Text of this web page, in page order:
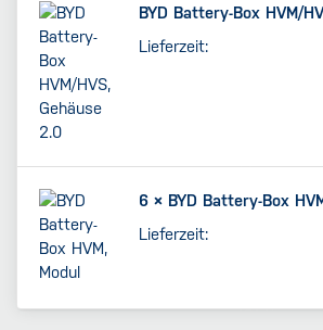
BYD Battery-Box HVM/
Lieferzeit:
6 × BYD Battery-Box
Lieferzeit: